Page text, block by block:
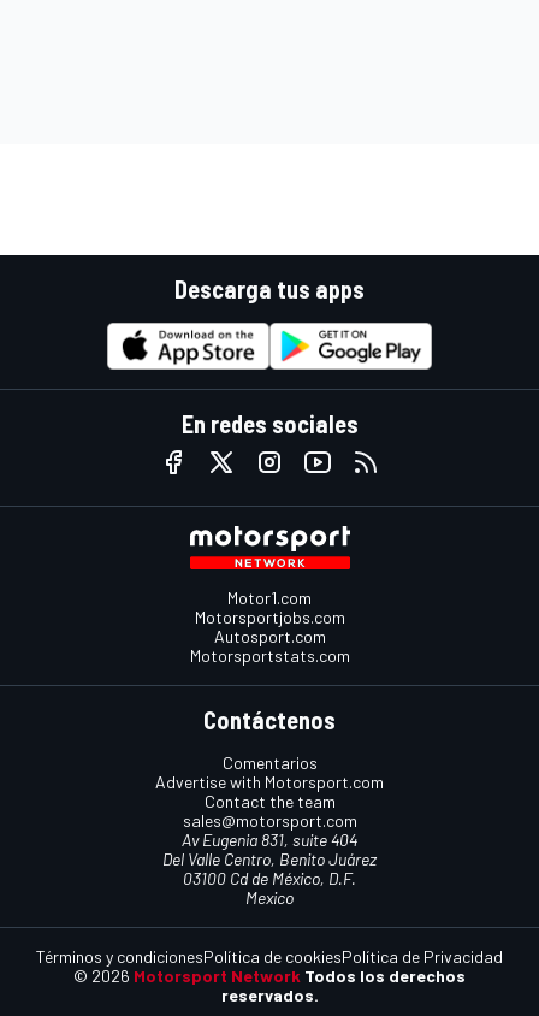
Descarga tus apps
En redes sociales
Motor1.com
Motorsportjobs.com
Autosport.com
Motorsportstats.com
Contáctenos
Comentarios
Advertise with Motorsport.com
Contact the team
sales@motorsport.com
Av Eugenia 831, suite 404
Del Valle Centro, Benito Juárez
03100 Cd de México, D.F.
Mexico
© 2026 Motorsport Network Todos los derechos
reservados.
Términos y condicionesPolítica de cookiesPolítica de Privacidad